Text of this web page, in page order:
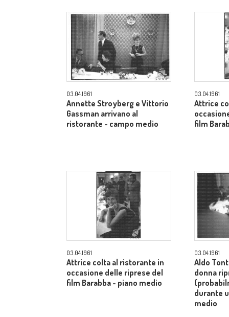
03.04.1961
Annette Stroyberg e Vittorio
Gassman arrivano al
ristorante - campo medio
03.04.1961
Attrice
film
03.04.1961
Attrice colta al ristorante in
occasione delle riprese del
film Barabba - piano medio
03.04.1961
Aldo
donna
durante
medio